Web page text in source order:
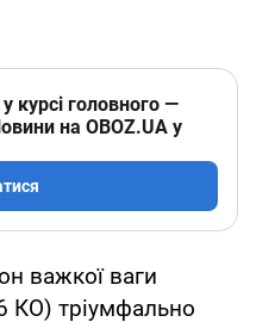
курсі головного —
на OBOZ.UA у
важкої ваги
КО) тріумфально